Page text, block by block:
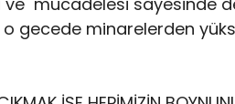
gecede minarelerden